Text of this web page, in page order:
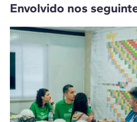
Envolvido nos